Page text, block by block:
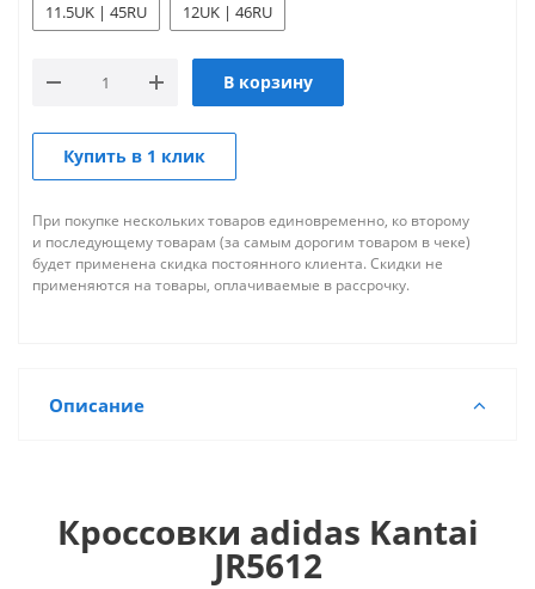
11.5UK | 45RU 12UK | 46RU
В корзину
Купить в 1 клик
При покупке нескольких товаров единовременно, ко второму
и последующему товарам (за самым дорогим товаром в чеке)
будет применена скидка постоянного клиента. Скидки не
применяются на товары, оплачиваемые в рассрочку.
Описание
Кроссовки adidas Kantai
JR5612